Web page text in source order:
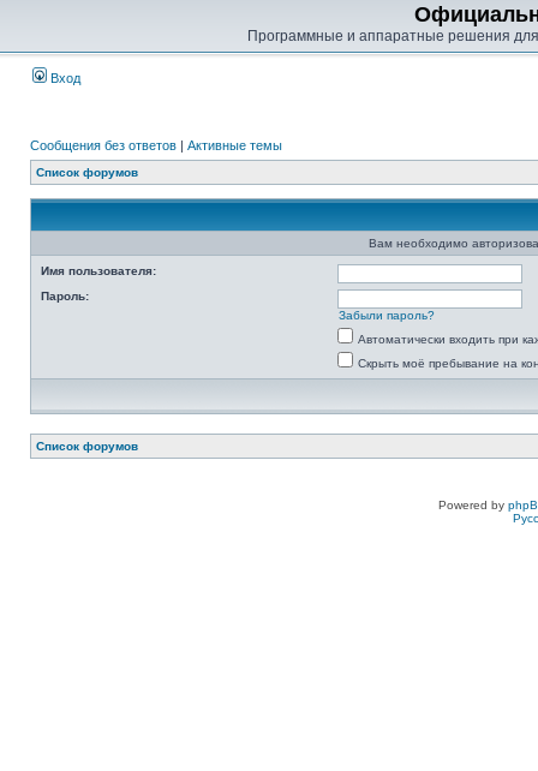
Программные и аппаратные решения
Вход
Сообщения без ответов | Активные темы
Список форумов
Вам необходимо
Имя пользователя:
Пароль:
Забыли пароль?
Автоматически входить при
Скрыть моё пребывание на
Список форумов
Powered by